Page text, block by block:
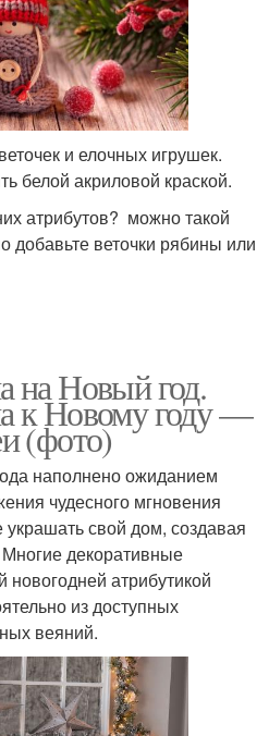
и елочных игрушек.
белой акриловой краской.
атрибутов? можно такой
добавьте веточки рябины или
на Новый год.
к Новому году —
(фото)
наполнено ожиданием
чудесного мгновения
свой дом, создавая
декоративные
новогодней атрибутикой
из доступных
веяний.